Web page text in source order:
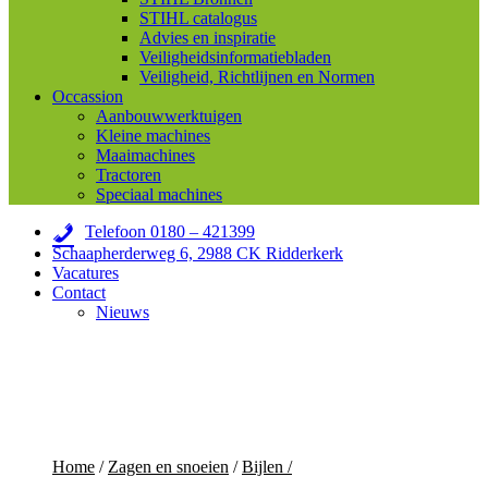
STIHL catalogus
Advies en inspiratie
Veiligheidsinformatiebladen
Veiligheid, Richtlijnen en Normen
Occassion
Aanbouwwerktuigen
Kleine machines
Maaimachines
Tractoren
Speciaal machines
Telefoon 0180 – 421399
Schaapherderweg 6, 2988 CK Ridderkerk
Vacatures
Contact
Nieuws
Home / Zagen en snoeien /Bijlen /